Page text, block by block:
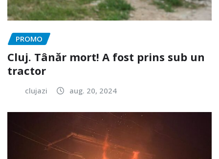
PROMO
Cluj. Tânăr mort! A fost prins sub un
tractor
clujazi aug. 20, 2024